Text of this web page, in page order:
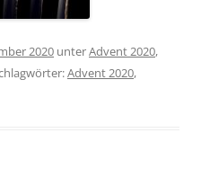
2020 unterAdvent 2020,
Advent 2020,